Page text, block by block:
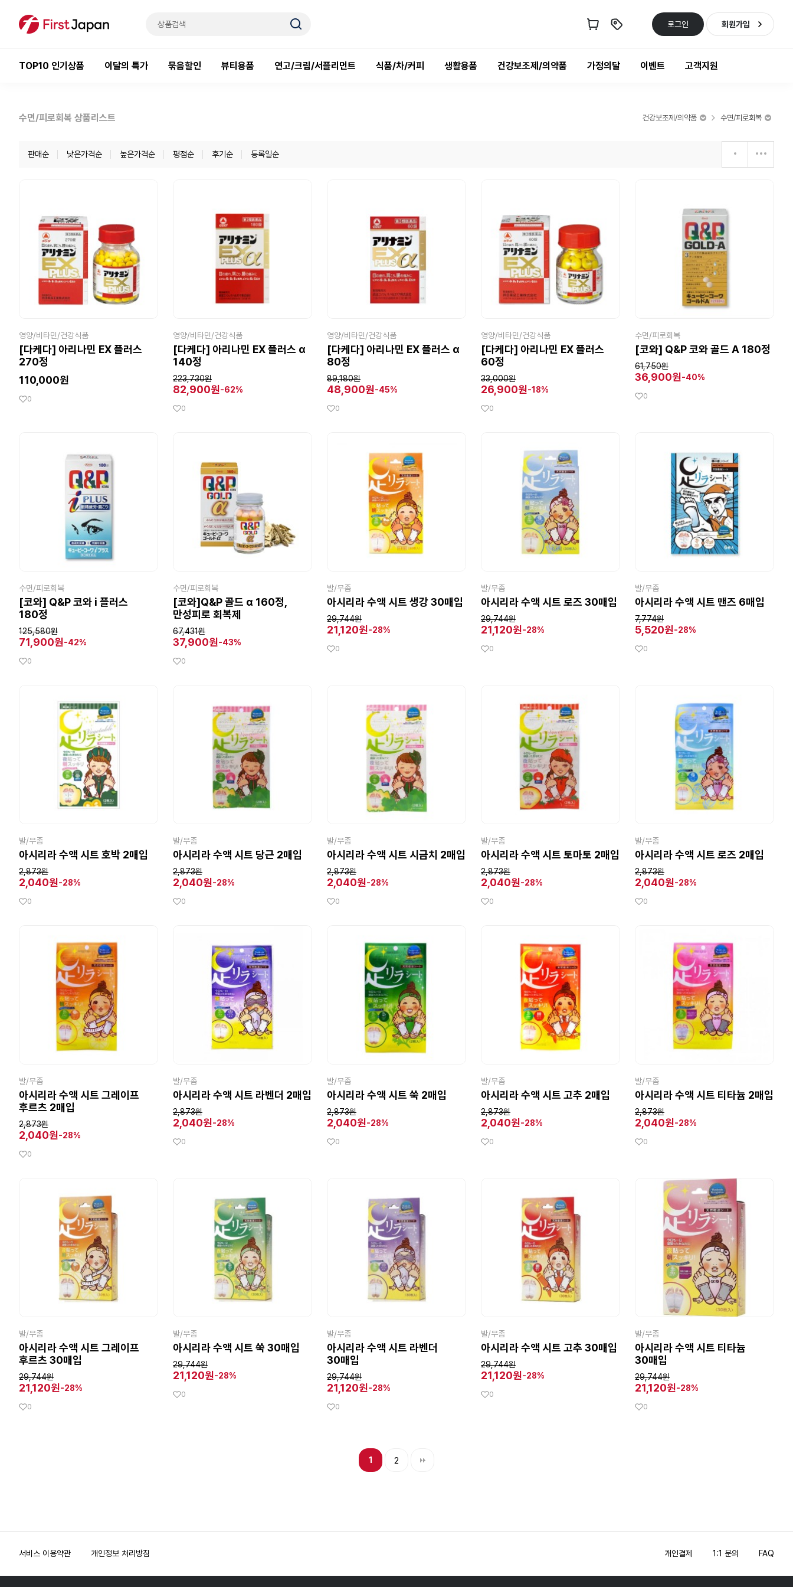
로그인 회원가입
TOP10 인기상품 이달의 특가 묶음할인 뷰티용품 연고/크림/서플리먼트 식품/차/커피 생활용품 건강보조제/의약품 가정의달 이벤트 고객지원
수면/피로회복 상품리스트 건강보조제/의약품 수면/피로회복
판매순 낮은가격순 높은가격순 평점순 후기순 등록일순
영양/비타민/건강식품
[다케다] 아리나민 EX 플러스
270정
110,000원
0
영양/비타민/건강식품
[다케다] 아리나민 EX 플러스 α
140정
223,730원
82,900원-62%
0
영양/비타민/건강식품
[다케다] 아리나민 EX 플러스 α
80정
89,180원
48,900원-45%
0
영양/비타민/건강식품
[다케다] 아리나민 EX 플러스
60정
33,000원
26,900원-18%
0
수면/피로회복
[코와] Q&P 코와 골드 A 180정
61,750원
36,900원-40%
0
수면/피로회복
[코와] Q&P 코와 i 플러스
180정
125,580원
71,900원-42%
0
수면/피로회복
[코와]Q&P 골드 α 160정,
만성피로 회복제
67,431원
37,900원-43%
0
발/무좀
아시리라 수액 시트 생강 30매입
29,744원
21,120원-28%
0
발/무좀
아시리라 수액 시트 로즈 30매입
29,744원
21,120원-28%
0
발/무좀
아시리라 수액 시트 맨즈 6매입
7,774원
5,520원-28%
0
발/무좀
아시리라 수액 시트 호박 2매입
2,873원
2,040원-28%
0
발/무좀
아시리라 수액 시트 당근 2매입
2,873원
2,040원-28%
0
발/무좀
아시리라 수액 시트 시금치 2매입
2,873원
2,040원-28%
0
발/무좀
아시리라 수액 시트 토마토 2매입
2,873원
2,040원-28%
0
발/무좀
아시리라 수액 시트 로즈 2매입
2,873원
2,040원-28%
0
발/무좀
아시리라 수액 시트 그레이프
후르츠 2매입
2,873원
2,040원-28%
0
발/무좀
아시리라 수액 시트 라벤더 2매입
2,873원
2,040원-28%
0
발/무좀
아시리라 수액 시트 쑥 2매입
2,873원
2,040원-28%
0
발/무좀
아시리라 수액 시트 고추 2매입
2,873원
2,040원-28%
0
발/무좀
아시리라 수액 시트 티타늄 2매입
2,873원
2,040원-28%
0
발/무좀
아시리라 수액 시트 그레이프
후르츠 30매입
29,744원
21,120원-28%
0
발/무좀
아시리라 수액 시트 쑥 30매입
29,744원
21,120원-28%
0
발/무좀
아시리라 수액 시트 라벤더
30매입
29,744원
21,120원-28%
0
발/무좀
아시리라 수액 시트 고추 30매입
29,744원
21,120원-28%
0
발/무좀
아시리라 수액 시트 티타늄
30매입
29,744원
21,120원-28%
0
1 2
서비스 이용약관 개인정보 처리방침 개인결제 1:1 문의 FAQ